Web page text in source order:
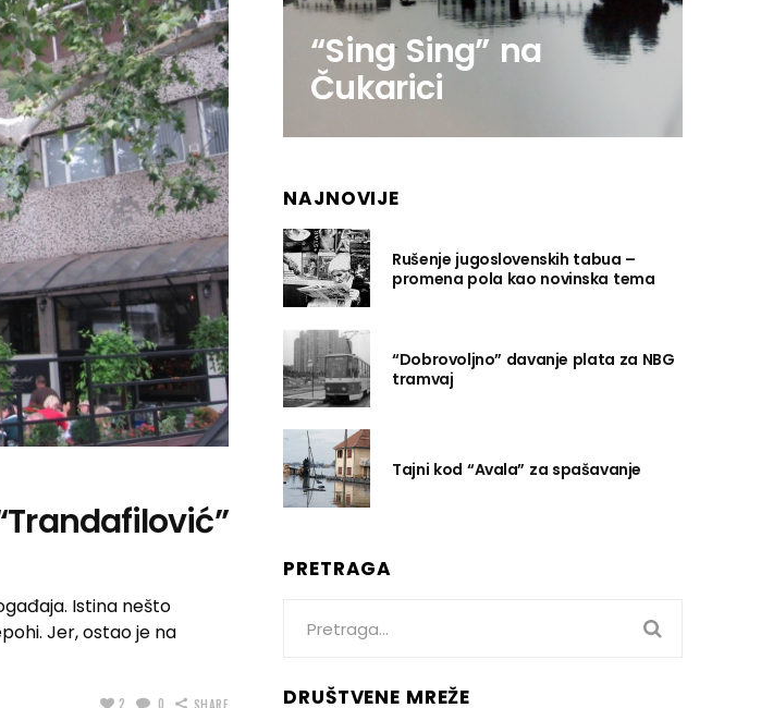
Istina nešto
Jer, ostao je na
2 0
“Sing Sing” na
Čukarici
NAJNOVIJE
Rušenje jugoslovenskih tabua –
promena pola kao novinska tema
“Dobrovoljno” davanje plata za NBG
tramvaj
Tajni kod “Avala” za spašavanje
PRETRAGA
for:
DRUŠTVENE MREŽE